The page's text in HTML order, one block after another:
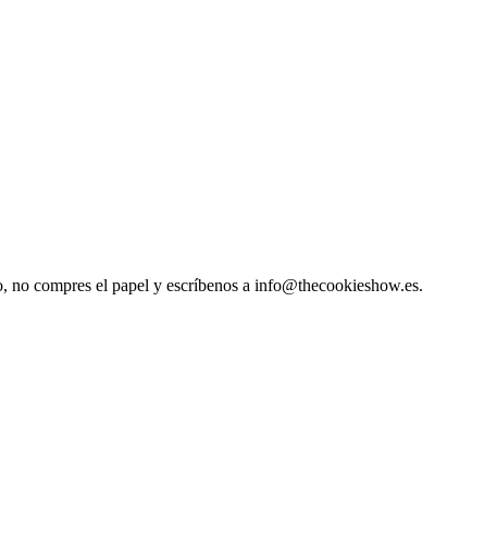
no compres el papel y escríbenos a info@thecookieshow.es.